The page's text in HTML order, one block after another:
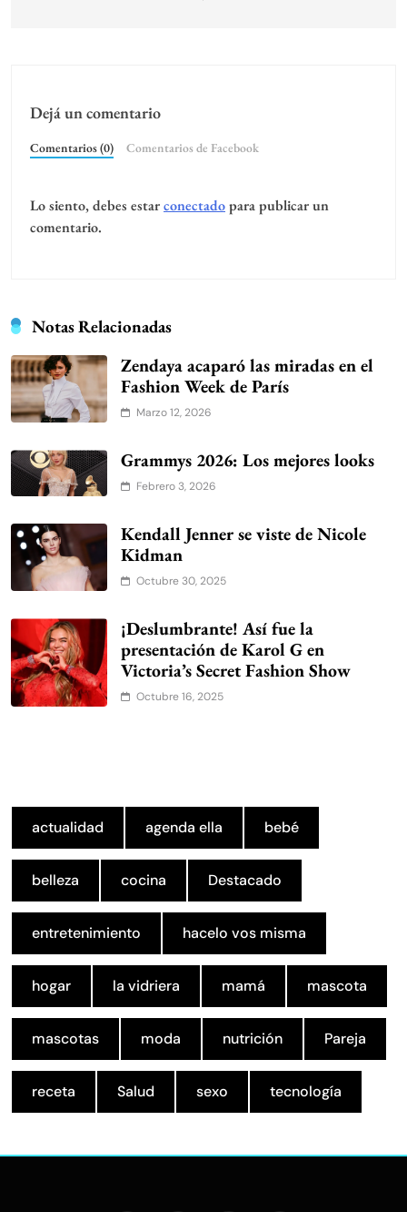
Dejá un comentario
Comentarios (0) Comentarios de Facebook
Lo siento, debes estarconectadopara publicar un
comentario.
Notas Relacionadas
Zendaya acaparó las miradas en el
Fashion Week de París
Marzo 12, 2026
Grammys 2026: Los mejores looks
Febrero 3, 2026
Kendall Jenner se viste de Nicole
Kidman
Octubre 30, 2025
¡Deslumbrante! Así fue la
presentación de Karol G en
Victoria’s Secret Fashion Show
Octubre 16, 2025
actualidad agenda ella bebé
belleza cocina Destacado
entretenimiento hacelo vos misma
hogar la vidriera mamá mascota
mascotas moda nutrición Pareja
receta Salud sexo tecnología